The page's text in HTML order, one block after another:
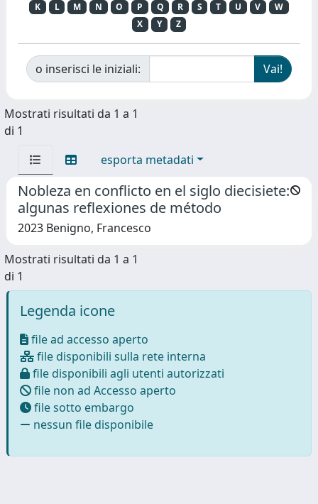
K
L M N O P Q R S T U V
W
X
Y Z
o inserisci le iniziali:
Mostrati risultati da 1 a 1
di 1
esporta metadati
Nobleza en conflicto en el siglo diecisiete:
algunas reflexiones de método
2023 Benigno, Francesco
Mostrati risultati da 1 a 1
di 1
Legenda icone
file ad accesso aperto
file disponibili sulla rete interna
file disponibili agli utenti autorizzati
file non ad Accesso aperto
file sotto embargo
nessun file disponibile